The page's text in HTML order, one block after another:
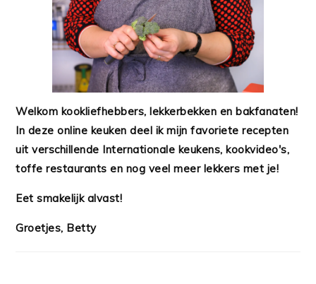
Welkom kookliefhebbers, lekkerbekken en bakfanaten!
In deze online keuken deel ik mijn favoriete recepten
uit verschillende Internationale keukens, kookvideo's,
toffe restaurants en nog veel meer lekkers met je!
Eet smakelijk alvast!
Groetjes, Betty